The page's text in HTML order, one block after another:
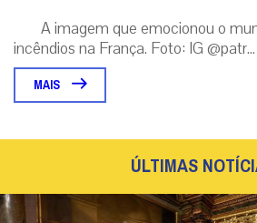
A imagem que emocionou o
incêndios na França. Foto: IG @patr...
MAIS
ÚLTIMAS